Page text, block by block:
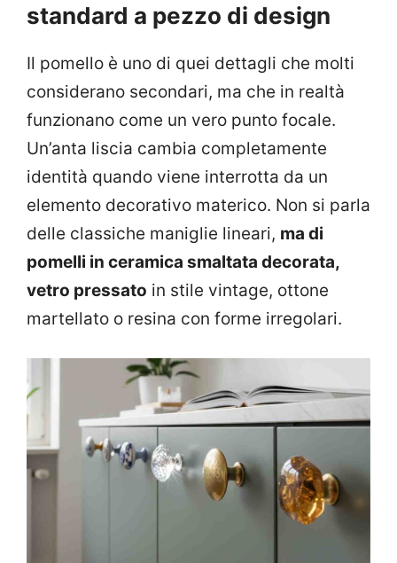
standard a pezzo di design
Il pomello è uno di quei dettagli che molti
considerano secondari, ma che in realtà
funzionano come un vero punto focale.
Un’anta liscia cambia completamente
identità quando viene interrotta da un
elemento decorativo materico. Non si parla
delle classiche maniglie lineari, ma di
pomelli in ceramica smaltata decorata,
vetro pressato in stile vintage, ottone
martellato o resina con forme irregolari.